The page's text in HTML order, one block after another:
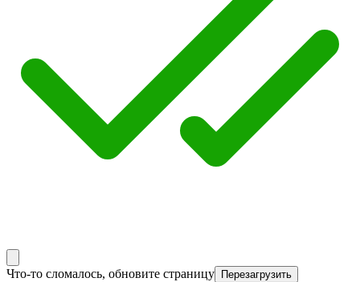
Что-то сломалось, обновите страницу Перезагрузить